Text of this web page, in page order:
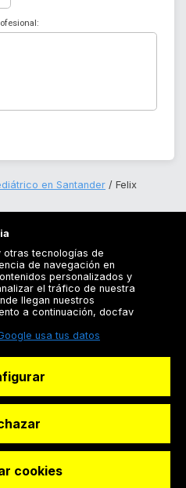
en Santander
Felix
S.L
otras tecnologías de
de navegación en
personalizados y
el tráfico de nuestra
llegan nuestros
a continuación, docfav
usa tus datos
cookies